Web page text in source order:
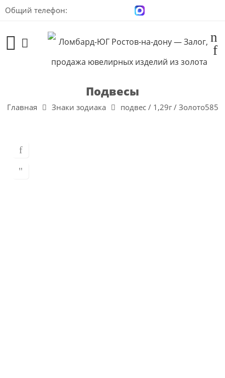
Общий телефон:
Подвесы
Главная Знаки зодиака подвес / 1,29г / Золото585